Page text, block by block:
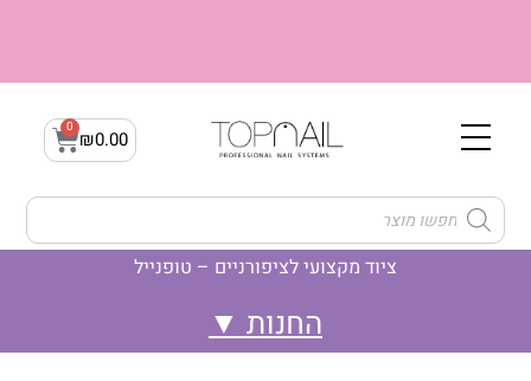
₪0.00
0
עגלת
קניות
Products
search
ציוד מקצועי לציפורניים – טופנייל